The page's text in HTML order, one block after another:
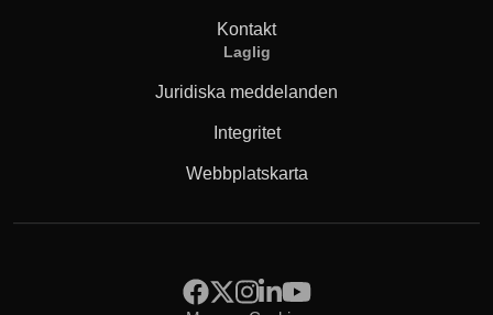
Kontakt
Laglig
Juridiska meddelanden
Integritet
Webbplatskarta